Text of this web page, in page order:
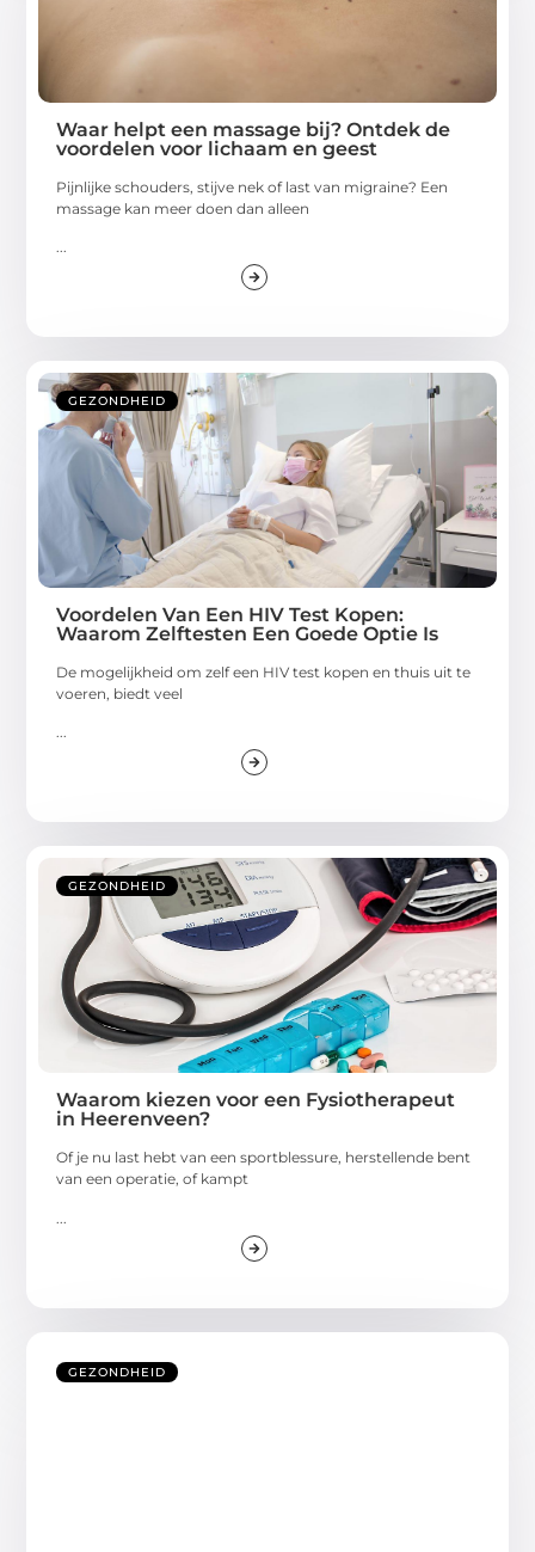
Waar helpt een massage bij? Ontdek de
voordelen voor lichaam en geest
Pijnlijke schouders, stijve nek of last van migraine? Een
massage kan meer doen dan alleen
GEZONDHEID
Voordelen Van Een HIV Test Kopen:
Waarom Zelftesten Een Goede Optie Is
De mogelijkheid om zelf een HIV test kopen en thuis uit te
voeren, biedt veel
...
GEZONDHEID
Waarom kiezen voor een Fysiotherapeut
in Heerenveen?
Of je nu last hebt van een sportblessure, herstellende bent
van een operatie, of kampt
GEZONDHEID